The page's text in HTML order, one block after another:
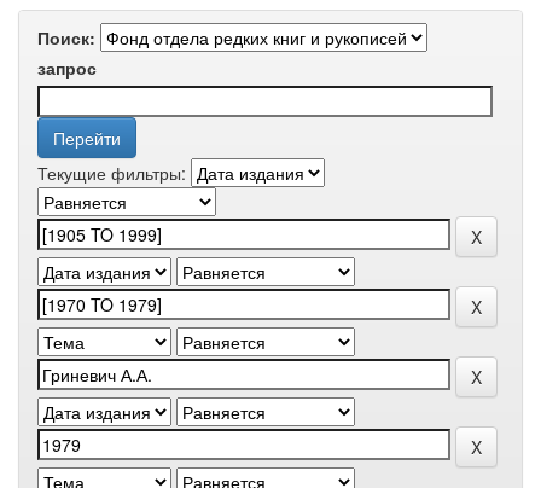
Поиск:
запрос
Текущие фильтры: